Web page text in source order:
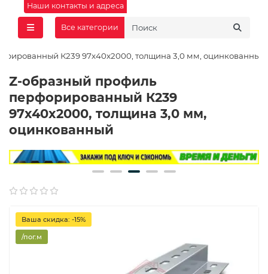
Наши контакты и адреса
Все категории
К239 97x40x2000, толщина 3,0 мм, оцинкованный
Z-образный профиль
перфорированный К239
97x40x2000, толщина 3,0 мм,
оцинкованный
Ваша скидка: -15%
/пог.м